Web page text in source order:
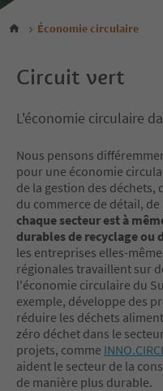
Économie circulaire
Circuit vert
L'économie circulaire
Nous pensons
pour une économie
de la gestion des
du commerce de détail,
chaque secteur est à
durables de recyclage ou
les entreprises elles-
régionales travaillent sur
l'économie circulaire du
exemple, développe des
réduire les déchets
zéro déchet dans le
projets, comme
aident le secteur de la
de manière plus durable.